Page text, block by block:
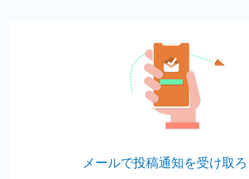
メールで投稿通知を受け取ろ